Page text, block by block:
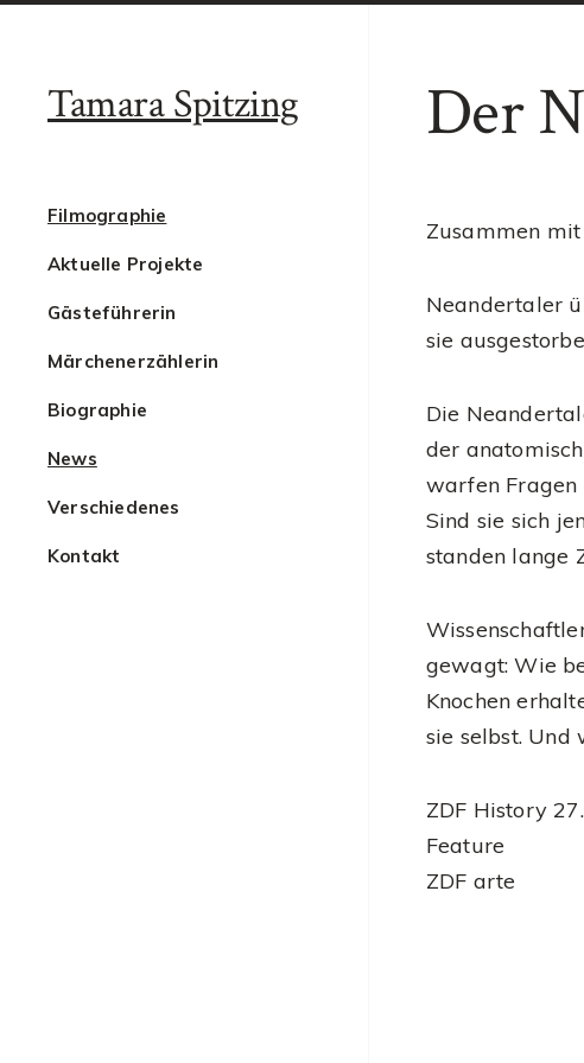
Tamara Spitzing
Filmographie
Aktuelle Projekte
Gästeführerin
Märchenerzählerin
Biographie
News
Verschiedenes
Kontakt
Der
Zusammen
Neandertaler
sie
Die
der
warfen Fragen
Sind sie sich
standen lange
gewagt: Wie
Knochen
sie selbst. Und
ZDF History
Feature
ZDF arte